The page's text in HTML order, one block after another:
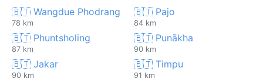
🇧🇹 Wangdue Phodrang
78 km
🇧🇹 Pajo
84 km
🇧🇹 Phuntsholing
87 km
🇧🇹 Punākha
90 km
🇧🇹 Jakar
90 km
🇧🇹 Timpu
91 km